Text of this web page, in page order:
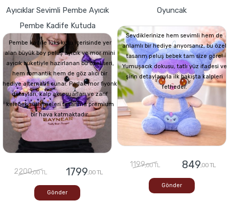
Ayıcıklar Sevimli Pembe Ayıcık
Pembe Kadife Kutuda
Pembe kadife lüks kutu içerisinde yer
alan büyük boy peluş ayıcık ve mor mini
ayıcık buketiyle hazırlanan bu özel seri,
hem romantik hem de göz alıcı bir
hediye alternatifi sunar. Parlak mor fiyonk
detayları, kalp aksesuarları ve zarif
kelebek süslemeleri tasarıma premium
bir hava katmaktadır.
2200,00 TL 1799,00 TL
Gönder
Oyuncak
Sevdiklerinize hem sevimli hem de
anlamlı bir hediye arıyorsanız, bu özel
tasarım peluş bebek tam size göre!
Yumuşacık dokusu, tatlı yüz ifadesi ve
şirin detaylarıyla ilk bakışta kalpleri
fetheder.
1199,00 TL 849,00 TL
Gönder